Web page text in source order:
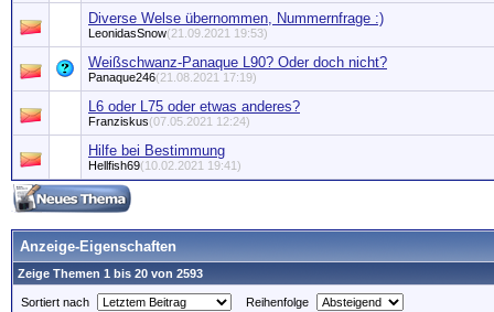
Diverse Welse übernommen, Nummernfrage :)
LeonidasSnow(21.09.2021 19:53)
Weißschwanz-Panaque L90? Oder doch nicht?
Panaque246(21.08.2021 17:19)
L6 oder L75 oder etwas anderes?
Franziskus(07.05.2021 12:24)
Hilfe bei Bestimmung
Hellfish69(10.02.2021 19:41)
Anzeige-Eigenschaften
Zeige Themen 1 bis 20 von 2593
Sortiert nach
Reihenfolge